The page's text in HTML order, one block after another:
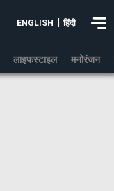
ENGLISH हिंदी
लाइफस्टाइल मनोरंजन